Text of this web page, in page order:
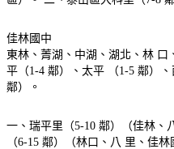
佳林國中
東林、菁湖、中湖、湖北、林 口
平（1-4 鄰）、太平 （1-5 鄰）、
鄰）。
一、瑞平里（5-10 鄰）（佳林、
（6-15 鄰）（林口、八 里、佳